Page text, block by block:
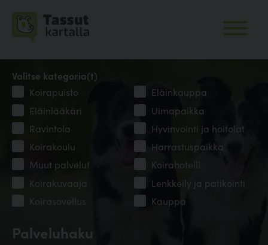
Palveluhaku
Valitse kategoria(t)
Koirapuisto
Eläinkauppa
Eläinlääkäri
Uimapaikka
Ravintola
Hyvinvointi ja hoitolat
Koirakoulu
Harrastuspaikka
Muut palvelut
Koirahotelli
Koirakuvaaja
Lenkkeily ja patikointi
Koirasovellus
Kauppa